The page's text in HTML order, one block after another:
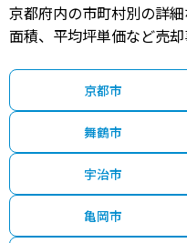
京都府内の市町村別の詳
面積、平均坪単価など売
京都市
舞鶴市
宇治市
亀岡市